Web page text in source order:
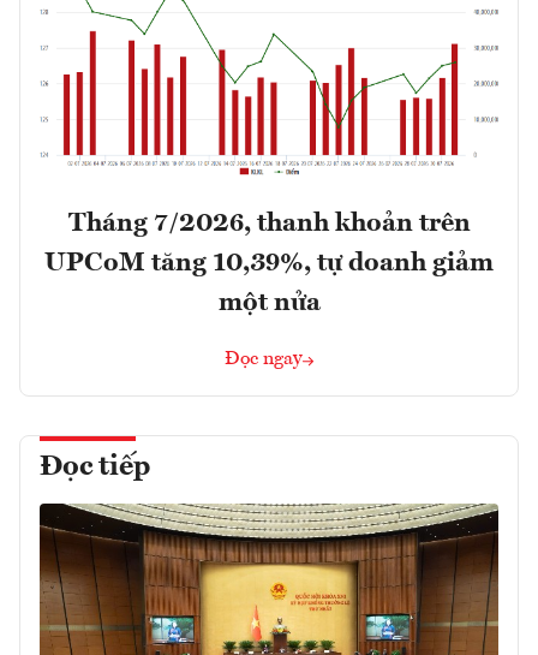
Tháng 7/2026, thanh khoản trên
UPCoM tăng 10,39%, tự doanh giảm
một nửa
Đọc ngay
Đọc tiếp